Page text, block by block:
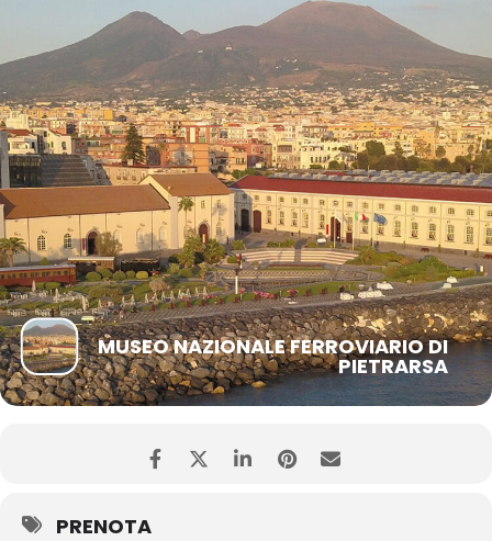
MUSEO NAZIONALE FERROVIARIO DI
PIETRARSA
PRENOTA